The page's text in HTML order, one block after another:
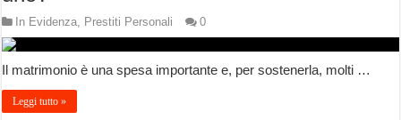
In Evidenza, Prestiti Personali 0
Il matrimonio è una spesa importante e, per sostenerla, molti …
Leggi tutto »